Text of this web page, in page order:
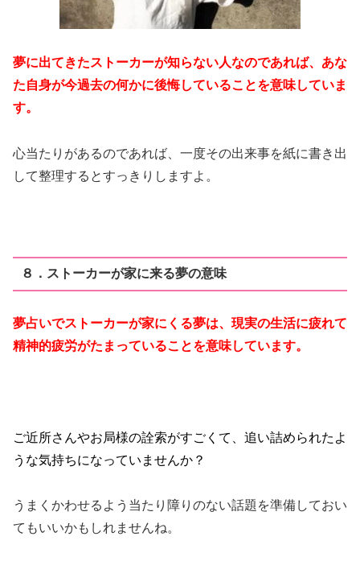
夢に出てきたストーカーが知らない人なのであれば、あな
た自身が今過去の何かに後悔していることを意味していま
す。
心当たりがあるのであれば、一度その出来事を紙に書き出
して整理するとすっきりしますよ。
８．ストーカーが家に来る夢の意味
夢占いでストーカーが家にくる夢は、現実の生活に疲れて
精神的疲労がたまっていることを意味しています。
ご近所さんやお局様の詮索がすごくて、追い詰められたよ
うな気持ちになっていませんか？
うまくかわせるよう当たり障りのない話題を準備しておい
てもいいかもしれませんね。